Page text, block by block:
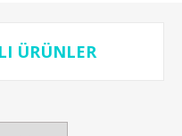
ÜRÜNLER